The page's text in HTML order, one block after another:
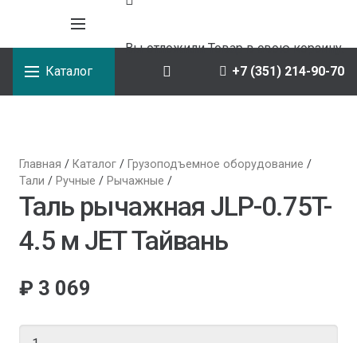
Вы отложилиТоварв свою корзину.
Каталог
+7 (351) 214-90-70
Главная / Каталог / Грузоподъемное оборудование /
Тали / Ручные / Рычажные /
Таль рычажная JLP-0.75T-
4.5 м JET Тайвань
₽ 3 069
Количество